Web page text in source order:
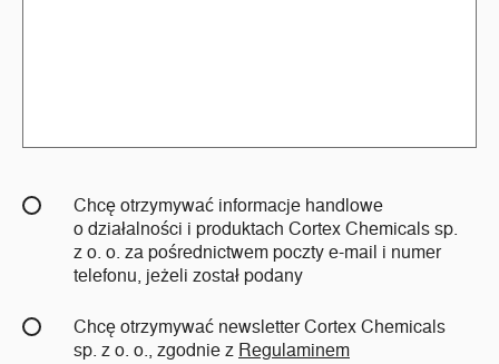
Chcę otrzymywać informacje handlowe
o działalności i produktach Cortex Chemicals sp.
z o. o. za pośrednictwem poczty e-mail i numer
telefonu, jeżeli został podany
Chcę otrzymywać newsletter Cortex Chemicals
sp. z o. o., zgodnie z Regulaminem